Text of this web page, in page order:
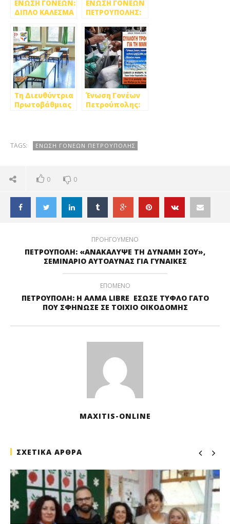
ΕΝΩΣΗ ΓΟΝΕΩΝ:
ΔΙΠΛΟ ΚΑΛΕΣΜΑ
ΚΙΝΗΤΟΠΟΙΗΣΕΙΣ
ΕΝΩΣΗ ΓΟΝΕΩΝ
ΠΕΤΡΟΥΠΟΛΗΣ:
ΓΙΑ ΧΟΡΗΓΗΣΗ
ΗΛΕΚΤΡΟΝΙΚΟΥ
ΕΞΟΠΛΙΣΜΟΥ ΚΑΙ
ΔΩΡΕΑΝ
ΔΙΑΔΙΚΤΥΟΥ
ΣΤΟΥΣ ΜΑΘΗΤΕΣ
ΤΗΣ ΠΟΛΗΣ
Τη Διευθύντρια
Πρωτοβάθμιας
Πετρούπολης
Ένωση Γονέων
Πετρούπολης:
στη Μάνδρα
TAGS: ΕΝΩΣΗ ΓΟΝΕΩΝ ΠΕΤΡΟΥΠΟΛΗΣ
0 0
ΠΡΟΗΓΟΥΜΕΝΟ
ΠΕΤΡΟΥΠΟΛΗ: «ΑΝΑΚΑΛΥΨΕ ΤΗ ΔΥΝΑΜΗ ΣΟΥ»,
ΣΕΜΙΝΑΡΙΟ ΑΥΤΟΑΥΝΑΣ ΓΙΑ ΓΥΝΑΙΚΕΣ
ΕΠΟΜΕΝΟ
ΠΕΤΡΟΥΠΟΛΗ: Η ΑΛΜΑ LIBRE ΕΣΩΣΕ ΤΥΦΛΟ ΓΑΤΟ
ΠΟΥ ΣΦΗΝΩΣΕ ΣΕ ΤΟΙΧΙΟ ΟΙΚΟΔΟΜΗΣ
MAXITIS-ONLINE
ΣΧΕΤΙΚΑ ΑΡΘΡΑ